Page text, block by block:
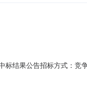
结果公告招标方式：竞
务采购单位：中共涟水